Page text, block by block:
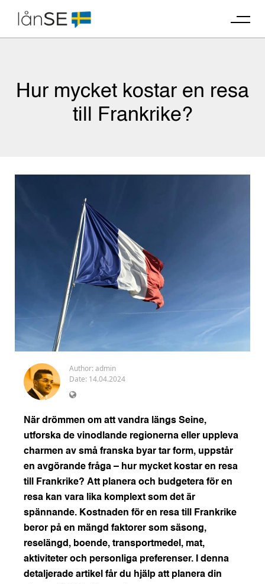
content
Hur mycket kostar en resa
till Frankrike?
Author: admin
Date: 14.04.2024
När drömmen om att vandra längs Seine,
utforska de vinodlande regionerna eller uppleva
charmen av små franska byar tar form, uppstår
en avgörande fråga – hur mycket kostar en resa
till Frankrike? Att planera och budgetera för en
resa kan vara lika komplext som det är
spännande. Kostnaden för en resa till Frankrike
beror på en mängd faktorer som säsong,
reselängd, boende, transportmedel, mat,
aktiviteter och personliga preferenser. I denna
detaljerade artikel får du hjälp att planera din